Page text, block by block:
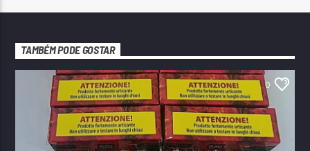
TAMBÉM PODE GOSTAR
0